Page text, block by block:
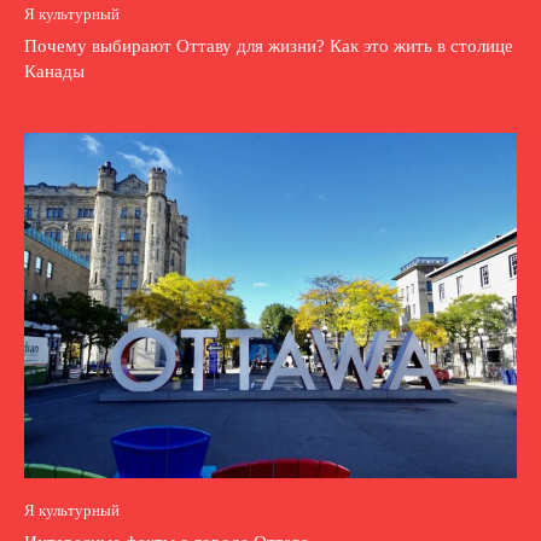
Я культурный
Почему выбирают Оттаву для жизни? Как это жить в столице
Канады
Я культурный